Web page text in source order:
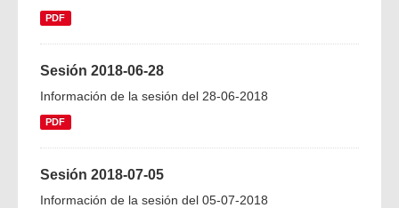
PDF
Sesión 2018-06-28
Información de la sesión del 28-06-2018
PDF
Sesión 2018-07-05
Información de la sesión del 05-07-2018